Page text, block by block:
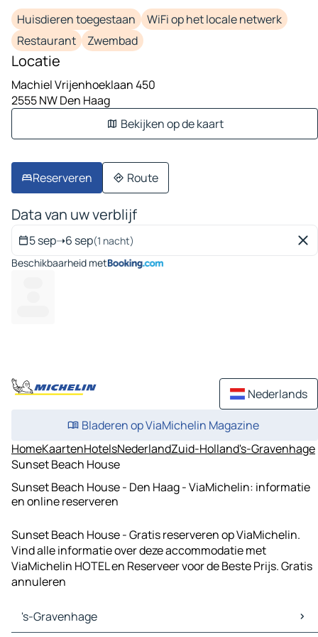
Huisdieren toegestaan
WiFi op het locale netwerk
Restaurant
Zwembad
Locatie
Machiel Vrijenhoeklaan 450
2555 NW Den Haag
Bekijken op de kaart
Reserveren Route
Data van uw verblijf
5 sep➝6 sep(1 nacht)
Beschikbaarheid met
Nederlands
Bladeren op ViaMichelin Magazine
HomeKaartenHotelsNederlandZuid-Holland's-Gravenhage
Sunset Beach House
Sunset Beach House - Den Haag - ViaMichelin: informatie
en online reserveren
Sunset Beach House - Gratis reserveren op ViaMichelin.
Vind alle informatie over deze accommodatie met
ViaMichelin HOTEL en Reserveer voor de Beste Prijs. Gratis
annuleren
's-Gravenhage